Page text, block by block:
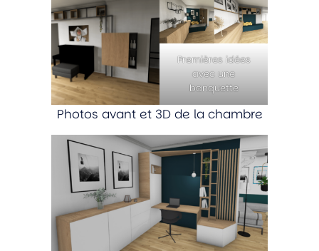
Premières idées
avec une
banquette
Photos avant et 3D de la chambre